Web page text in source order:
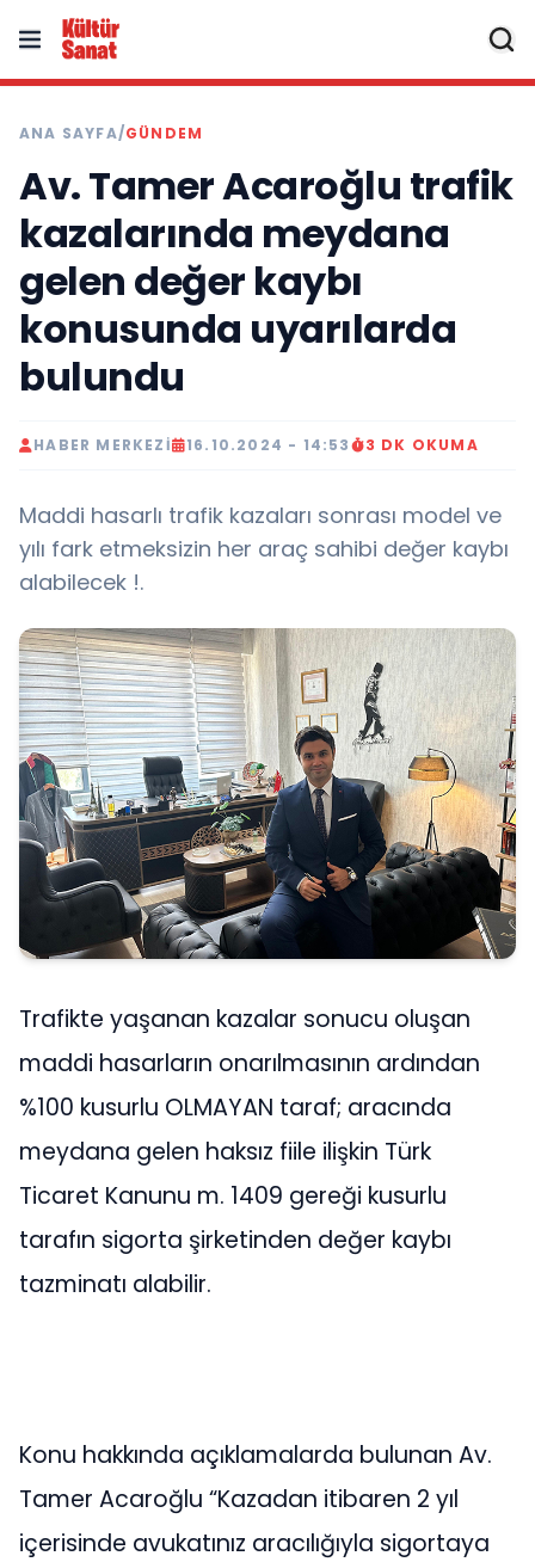
ANA SAYFA/GÜNDEM
Av. Tamer Acaroğlu trafik
kazalarında meydana
gelen değer kaybı
konusunda uyarılarda
bulundu
HABER MERKEZI 16.10.2024 - 14:53 3 DK OKUMA
Maddi hasarlı trafik kazaları sonrası model ve
yılı fark etmeksizin her araç sahibi değer kaybı
alabilecek !.
Trafikte yaşanan kazalar sonucu oluşan
maddi hasarların onarılmasının ardından
%100 kusurlu OLMAYAN taraf; aracında
meydana gelen haksız fiile ilişkin Türk
Ticaret Kanunu m. 1409 gereği kusurlu
tarafın sigorta şirketinden değer kaybı
tazminatı alabilir.
Konu hakkında açıklamalarda bulunan Av.
Tamer Acaroğlu “Kazadan itibaren 2 yıl
içerisinde avukatınız aracılığıyla sigortaya